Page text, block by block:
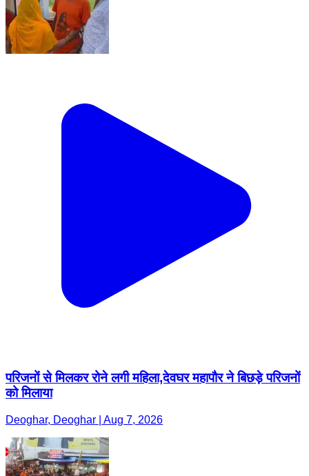
परिजनों से मिलकर रोने लगी महिला,देवघर महापौर ने बिछड़े परिजनों
को मिलाया
Deoghar, Deoghar | Aug 7, 2026